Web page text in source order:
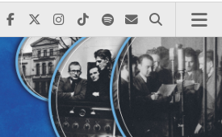
Najlepiej po prostu do nas zadzwoń
Odwiedź nas na Facebook-u
Odwiedź nas na X
Odwiedź nas na Instagram-ie
Odwiedź nas na TikTok-u
Szukaj nas na Spotify
Wyślij do nas
Szukaj